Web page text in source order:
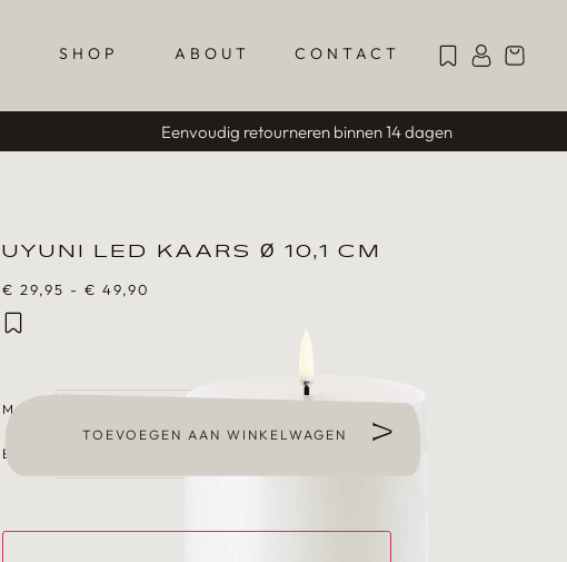
SHOP ABOUT CONTACT
Eenvoudig retourneren binnen 14 dagen
UYUNI LED KAARS Ø 10,1 CM
€ 29,95 - € 49,90
MAAT
EXTRA